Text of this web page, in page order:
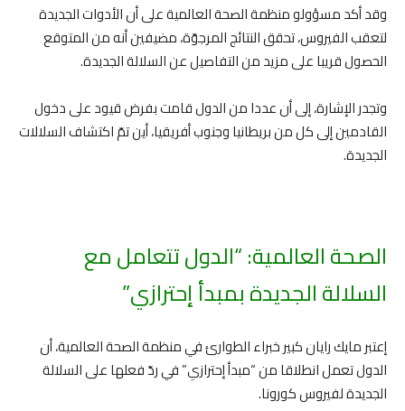
وقد أكد مسؤولو منظمة الصحة العالمية على أن الأدوات الجديدة
لتعقب الفيروس، تحقق النتائج المرجوّة، مضيفين أنه من المتوقع
الحصول قريبا على مزيد من التفاصيل عن السلالة الجديدة.
وتجدر الإشارة، إلى أن عددا من الدول قامت بفرض قيود على دخول
القادمين إلى كل من بريطانيا وجنوب أفريقيا، أين تمّ اكتشاف السلالات
الجديدة.
الصحة العالمية: “الدول تتعامل مع
السلالة الجديدة بمبدأ إحترازي”
إعتبر مايك رايان كبير خبراء الطوارئ في منظمة الصحة العالمية، أن
الدول تعمل انطلاقا من “مبدأ إحترازي” في ردّ فعلها على السلالة
الجديدة لفيروس كورونا.